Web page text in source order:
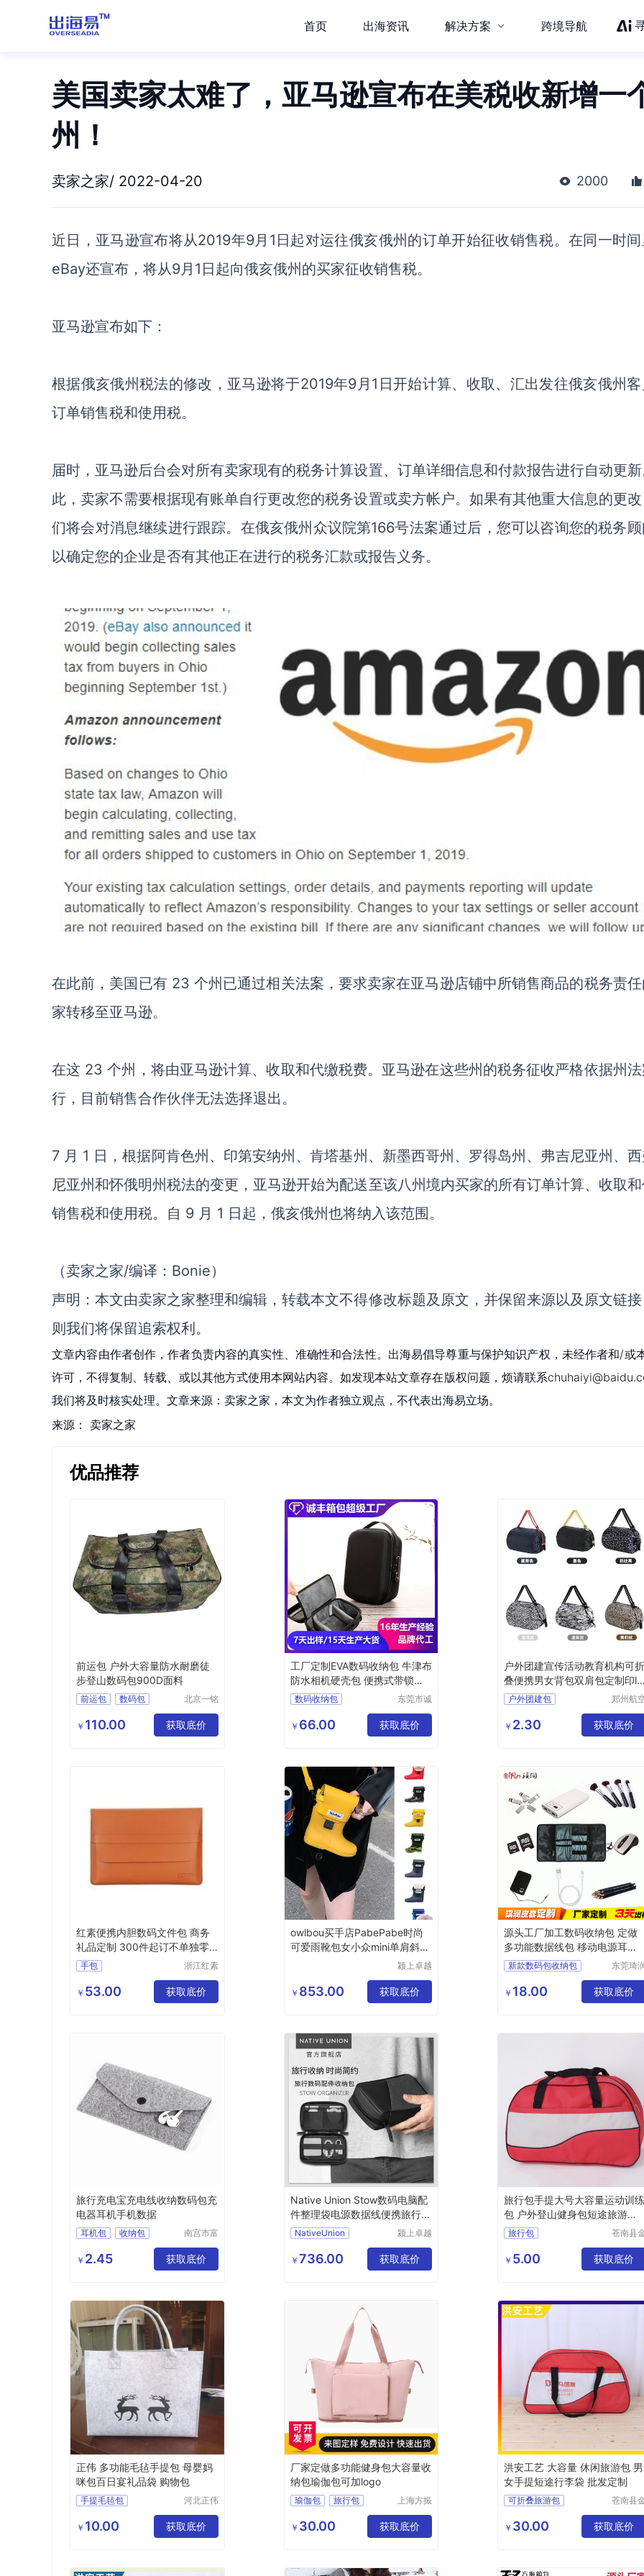
首页 出海资讯 解决方案 跨境导航
美国卖家太难了，亚马逊宣布在美税收新增一
州！
卖家之家/ 2022-04-20 2000
近日，亚马逊宣布将从2019年9月1日起对运往俄亥俄州的订单开始征收销售税。在同一时间
eBay还宣布，将从9月1日起向俄亥俄州的买家征收销售税。
亚马逊宣布如下：
根据俄亥俄州税法的修改，亚马逊将于2019年9月1日开始计算、收取、汇出发往俄亥俄州
订单销售税和使用税。
届时，亚马逊后台会对所有卖家现有的税务计算设置、订单详细信息和付款报告进行自动更新
此，卖家不需要根据现有账单自行更改您的税务设置或卖方帐户。如果有其他重大信息的更
们将会对消息继续进行跟踪。在俄亥俄州众议院第166号法案通过后，您可以咨询您的税务顾
以确定您的企业是否有其他正在进行的税务汇款或报告义务。
在此前，美国已有 23 个州已通过相关法案，要求卖家在亚马逊店铺中所销售商品的税务责
家转移至亚马逊。
在这 23 个州，将由亚马逊计算、收取和代缴税费。亚马逊在这些州的税务征收严格依据州
行，目前销售合作伙伴无法选择退出。
7 月 1 日，根据阿肯色州、印第安纳州、肯塔基州、新墨西哥州、罗得岛州、弗吉尼亚州、
尼亚州和怀俄明州税法的变更，亚马逊开始为配送至该八州境内买家的所有订单计算、收取
销售税和使用税。自 9 月 1 日起，俄亥俄州也将纳入该范围。
（卖家之家/编译：Bonie）
声明：本文由卖家之家整理和编辑，转载本文不得修改标题及原文，并保留来源以及原文链
则我们将保留追索权利。
文章内容由作者创作，作者负责内容的真实性、准确性和合法性。出海易倡导尊重与保护知识产权，未经作者和/或
许可，不得复制、转载、或以其他方式使用本网站内容。如发现本站文章存在版权问题，烦请联系
我们将及时核实处理。文章来源：卖家之家，本文为作者独立观点，不代表出海易立场。
来源： 卖家之家
优品推荐
前运包 户外大容量防水耐磨徒
步登山数码包900D面料
前运包 数码包
北京一铭
有限公司
￥ 110.00 获取底价
工厂定制EVA数码收纳包 牛津布
防水相机硬壳包 便携式带锁数
码包
数码收纳包
数码包
防水硬壳包
东莞市诚
限公司
￥ 66.00 获取底价
户外团建宣传活动教育机构可折
叠便携男女背包双肩包定制印lo
go户外团建包
机构可折叠便携包
郑州航
鑫日用百
货店
￥ 2.30 获取底价
红素便携内胆数码文件包 商务
礼品定制 300件起订不单独零
售手包
浙江红素
公司
￥ 53.00 获取底价
owlbou买手店PabePabe时尚
可爱雨靴包女小众mini单肩斜挎
颍上卓越
有限公司
￥ 853.00 获取底价
源头工厂加工数码收纳包 定做
多功能数据线包 移动电源耳机
包包定制
新款数码包收纳包
多功能数据线收纳包
移动电源耳机收纳包定制
东莞琦
公司
￥ 18.00 获取底价
旅行充电宝充电线收纳数码包充
电器耳机手机数据
耳机包 收纳包
南宫市富
限公司
￥ 2.45 获取底价
Native Union Stow数码电脑配
件整理袋电源数据线便携旅行收
纳包
NativeUnion
颍上卓越
有限公司
￥ 736.00 获取底价
旅行包手提大号大容量运动训练
包 户外登山健身包短途旅游包
定制
旅行包
户外登山包
苍南县
工艺品厂
￥ 5.00 获取底价
正伟 多功能毛毡手提包 母婴妈
咪包百日宴礼品袋 购物包
手提毛毡包
毛毡妈咪包
河北正伟
公司
￥ 10.00 获取底价
厂家定做多功能健身包大容量收
纳包瑜伽包可加logo
瑜伽包
旅行包
上海方振
有限公司
￥ 30.00 获取底价
洪安工艺 大容量 休闲旅游包 男
女手提短途行李袋 批发定制
可折叠旅游包
旅游收纳包
苍南县
工艺品厂
￥ 30.00 获取底价